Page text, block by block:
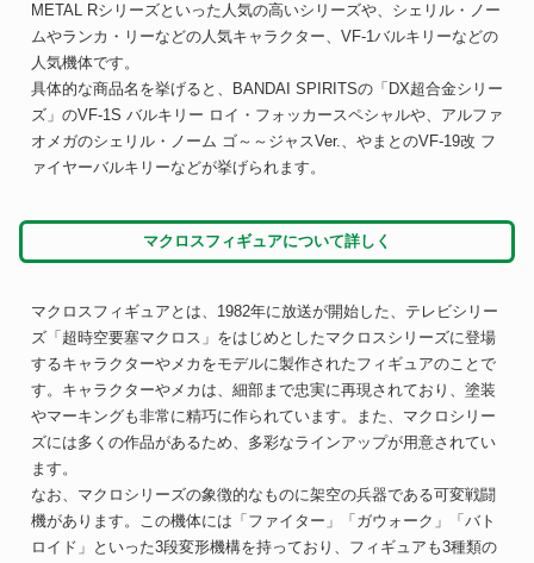
METAL Rシリーズといった人気の高いシリーズや、シェリル・ノー
ムやランカ・リーなどの人気キャラクター、VF-1バルキリーなどの
人気機体です。
具体的な商品名を挙げると、BANDAI SPIRITSの「DX超合金シリー
ズ」のVF-1S バルキリー ロイ・フォッカースペシャルや、アルファ
オメガのシェリル・ノーム ゴ～～ジャスVer.、やまとのVF-19改 フ
ァイヤーバルキリーなどが挙げられます。
マクロスフィギュアについて詳しく
マクロスフィギュアとは、1982年に放送が開始した、テレビシリー
ズ「超時空要塞マクロス」をはじめとしたマクロスシリーズに登場
するキャラクターやメカをモデルに製作されたフィギュアのことで
す。キャラクターやメカは、細部まで忠実に再現されており、塗装
やマーキングも非常に精巧に作られています。また、マクロシリー
ズには多くの作品があるため、多彩なラインアップが用意されてい
ます。
なお、マクロシリーズの象徴的なものに架空の兵器である可変戦闘
機があります。この機体には「ファイター」「ガウォーク」「バト
ロイド」といった3段変形機構を持っており、フィギュアも3種類の